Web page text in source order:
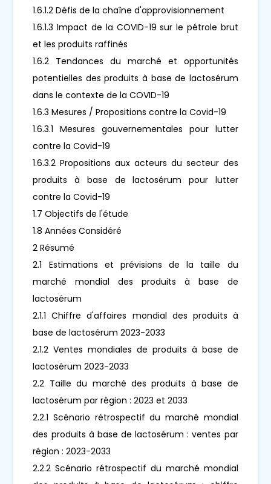
1.6.1.2 Défis de la chaîne d'approvisionnement
1.6.1.3 Impact de la COVID-19 sur le pétrole brut
et les produits raffinés
1.6.2 Tendances du marché et opportunités
potentielles des produits à base de lactosérum
dans le contexte de la COVID-19
1.6.3 Mesures / Propositions contre la Covid-19
1.6.3.1 Mesures gouvernementales pour lutter
contre la Covid-19
1.6.3.2 Propositions aux acteurs du secteur des
produits à base de lactosérum pour lutter
contre la Covid-19
1.7 Objectifs de l'étude
1.8 Années Considéré
2 Résumé
2.1 Estimations et prévisions de la taille du
marché mondial des produits à base de
lactosérum
2.1.1 Chiffre d'affaires mondial des produits à
base de lactosérum 2023-2033
2.1.2 Ventes mondiales de produits à base de
lactosérum 2023-2033
2.2 Taille du marché des produits à base de
lactosérum par région : 2023 et 2033
2.2.1 Scénario rétrospectif du marché mondial
des produits à base de lactosérum : ventes par
région : 2023-2033
2.2.2 Scénario rétrospectif du marché mondial